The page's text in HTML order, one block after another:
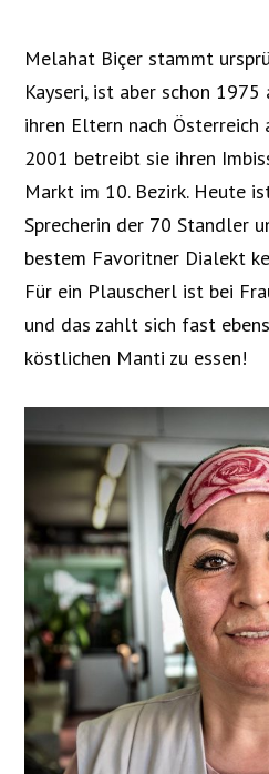
Melahat Biçer stammt
Kayseri, ist aber schon
ihren Eltern nach Österreich
2001 betreibt sie ihren
Markt im 10. Bezirk. Heute
Sprecherin der 70 Standler
bestem Favoritner Dialekt
Für ein Plauscherl ist bei
und das zahlt sich fast
köstlichen Manti zu essen!